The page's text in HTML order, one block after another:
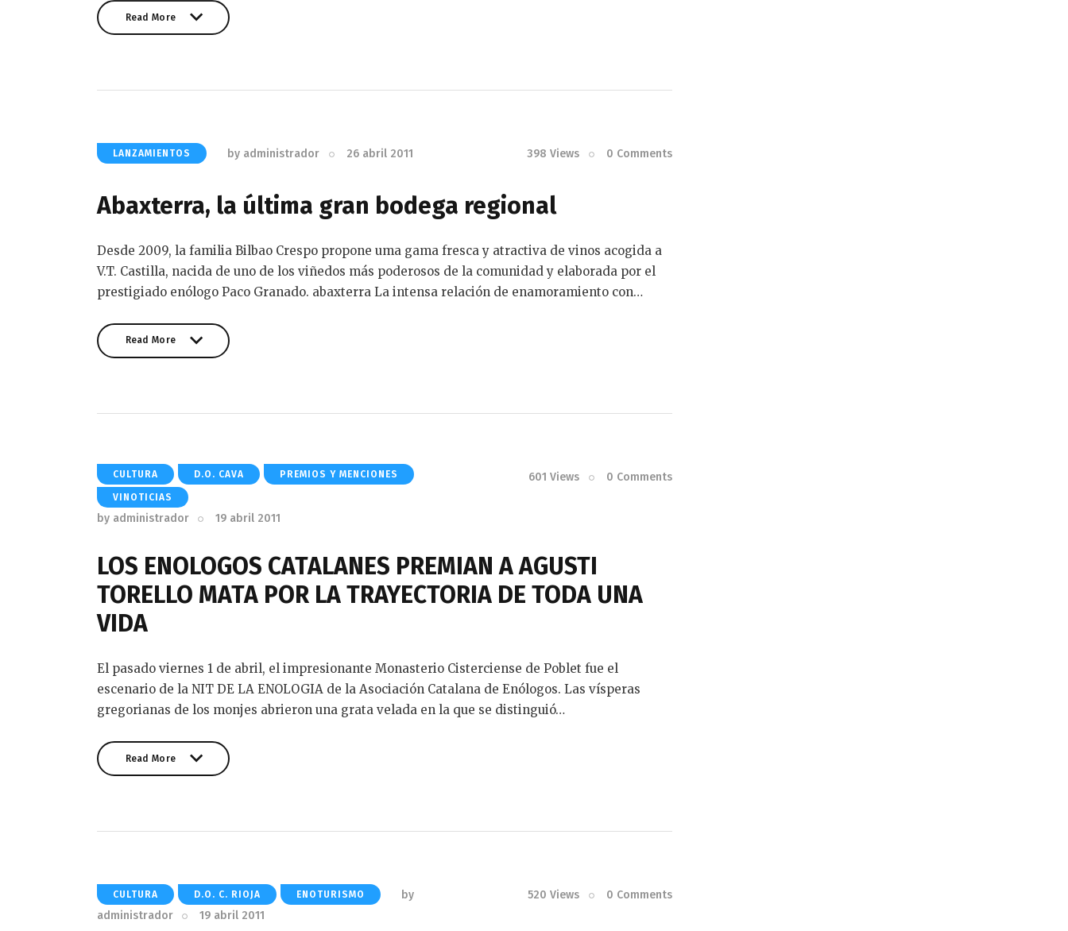
Read More
LANZAMIENTOS by administrador 26 abril 2011 398 Views 0 Comments
Abaxterra, la última gran bodega regional
Desde 2009, la familia Bilbao Crespo propone uma gama fresca y atractiva de vinos acogida a
V.T. Castilla, nacida de uno de los viñedos más poderosos de la comunidad y elaborada por el
prestigiado enólogo Paco Granado. abaxterra La intensa relación de enamoramiento con…
Read More
CULTURA D.O. CAVA PREMIOS Y MENCIONES
VINOTICIAS
by administrador 19 abril 2011
601 Views 0 Comments
LOS ENOLOGOS CATALANES PREMIAN A AGUSTI
TORELLO MATA POR LA TRAYECTORIA DE TODA UNA
VIDA
El pasado viernes 1 de abril, el impresionante Monasterio Cisterciense de Poblet fue el
escenario de la NIT DE LA ENOLOGIA de la Asociación Catalana de Enólogos. Las vísperas
gregorianas de los monjes abrieron una grata velada en la que se distinguió…
Read More
CULTURA D.O. C. RIOJA ENOTURISMO
by
administrador
19 abril 2011
520 Views 0 Comments